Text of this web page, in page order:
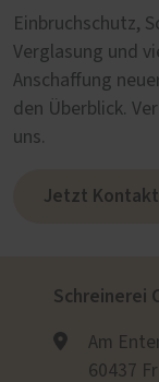
Einbruchschutz,
Verglasung und
Anschaffung
den Überblick.
uns.
Jetzt
Schreinerei
Am
60437